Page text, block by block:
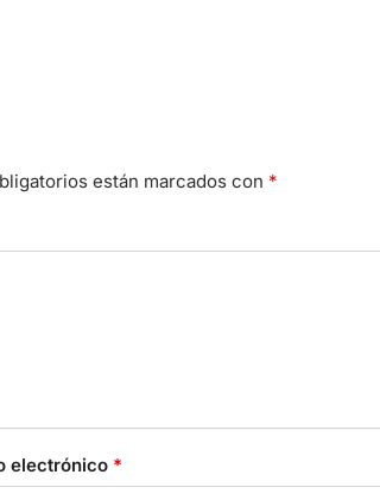
están marcados con *
electrónico *